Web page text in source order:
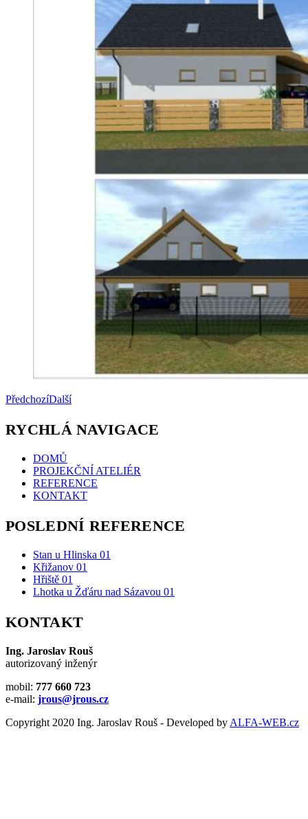
PředchozíDalší
RYCHLÁ NAVIGACE
DOMŮ
PROJEKČNÍ ATELIÉR
REFERENCE
KONTAKT
POSLEDNÍ REFERENCE
Stan u Hlinska 01
Křižanov 01
Hřiště 01
Lhotka u Žďáru nad Sázavou 01
KONTAKT
Ing. Jaroslav Rouš
autorizovaný inženýr
mobil: 777 660 723
e-mail: jrous@jrous.cz
Copyright 2020 Ing. Jaroslav Rouš - Developed by ALFA-WEB.cz